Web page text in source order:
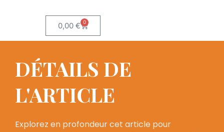
0,00€ 0
DÉTAILS DE
L'ARTICLE
Explorez en profondeur cet article pour